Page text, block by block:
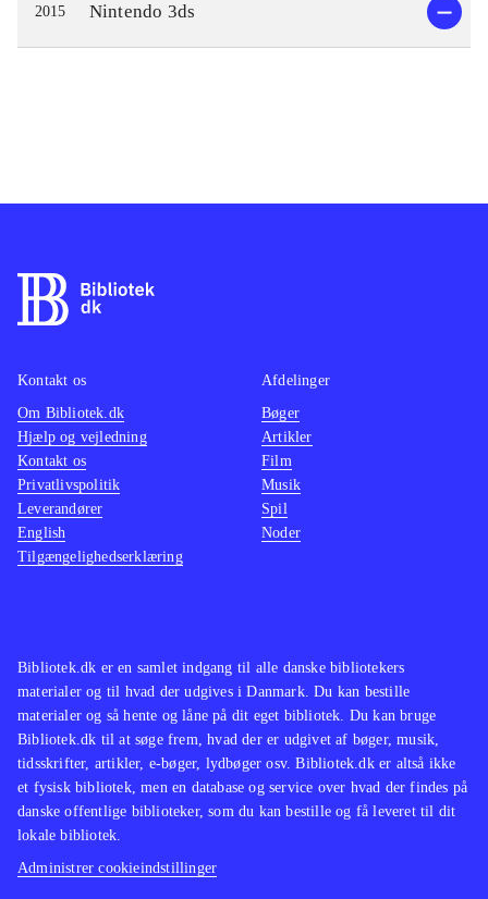
2015 Nintendo 3ds
Bibliotek.dk er en samlet indgang til alle danske bibliotekers
materialer og til hvad der udgives i Danmark. Du kan bestille
materialer og så hente og låne på dit eget bibliotek. Du kan bruge
Bibliotek.dk til at søge frem, hvad der er udgivet af bøger, musik,
tidsskrifter, artikler, e-bøger, lydbøger osv. Bibliotek.dk er altså ikke
et fysisk bibliotek, men en database og service over hvad der findes på
danske offentlige biblioteker, som du kan bestille og få leveret til dit
lokale bibliotek.
Administrer cookieindstillinger
Kontakt os
Om Bibliotek.dk
Hjælp og vejledning
Kontakt os
Privatlivspolitik
Leverandører
English
Tilgængelighedserklæring
Afdelinger
Bøger
Artikler
Film
Musik
Spil
Noder